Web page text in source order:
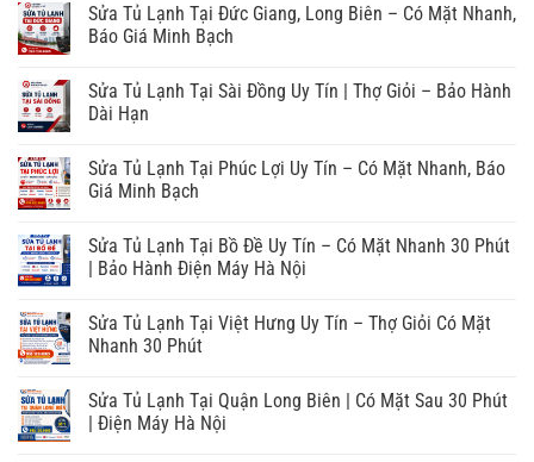
Sửa Tủ Lạnh Tại Đức Giang, Long Biên – Có Mặt Nhanh,
Báo Giá Minh Bạch
Sửa Tủ Lạnh Tại Sài Đồng Uy Tín | Thợ Giỏi – Bảo Hành
Dài Hạn
Sửa Tủ Lạnh Tại Phúc Lợi Uy Tín – Có Mặt Nhanh, Báo
Giá Minh Bạch
Sửa Tủ Lạnh Tại Bồ Đề Uy Tín – Có Mặt Nhanh 30 Phút
| Bảo Hành Điện Máy Hà Nội
Sửa Tủ Lạnh Tại Việt Hưng Uy Tín – Thợ Giỏi Có Mặt
Nhanh 30 Phút
Sửa Tủ Lạnh Tại Quận Long Biên | Có Mặt Sau 30 Phút
| Điện Máy Hà Nội